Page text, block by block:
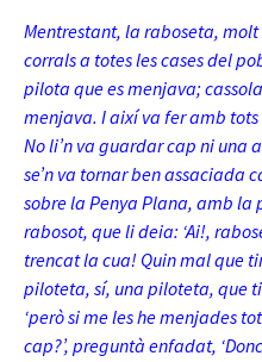
Mentrestant, la raboseta,
corrals a totes les cases del
pilota que es menjava;
menjava. I així va fer amb tots
No li’n va guardar cap ni una
se’n va tornar ben assaciada
sobre la Penya Plana, amb la
rabosot, que li deia: ‘Ai!,
trencat la cua! Quin mal que
piloteta, sí, una piloteta, que
‘però si me les he menjades
cap?’, preguntà enfadat,